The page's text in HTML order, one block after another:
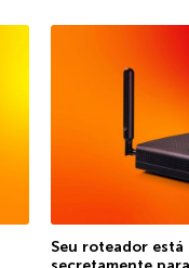
Seu roteador